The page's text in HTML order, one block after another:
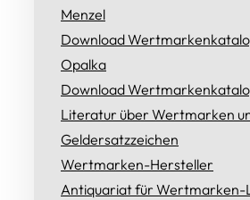
Menzel
Download
Opalka
Download
Literatur über Wertmarken
Geldersatzzeichen
Wertmarken-Hersteller
Antiquariat für Wertmarken-